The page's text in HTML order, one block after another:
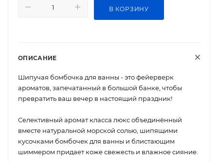
В КОРЗИНУ
ОПИСАНИЕ
Шипучая бомбочка для ванны - это фейерверк
ароматов, запечатанный в большой банке, чтобы
превратить ваш вечер в настоящий праздник!
Селективный аромат класса люкс объединённый
вместе натуральной морской солью, шипящими
кусочками бомбочек для ванны и блистающим
шиммером придает коже свежесть и влажное сияние.